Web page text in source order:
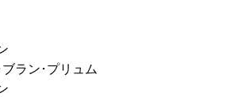
ブラン･プリュム